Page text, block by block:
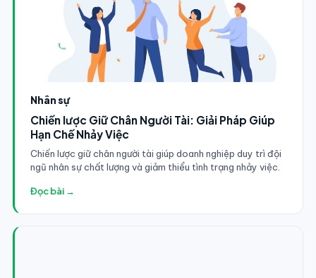
Nhân sự
Chiến lược Giữ Chân Người Tài: Giải Pháp Giúp
Hạn Chế Nhảy Việc
Chiến lược giữ chân người tài giúp doanh nghiệp duy trì đội
ngũ nhân sự chất lượng và giảm thiểu tình trạng nhảy việc.
Đọc bài →